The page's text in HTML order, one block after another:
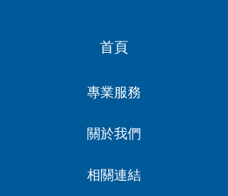
首頁
專業服務
關於我們
相關連結